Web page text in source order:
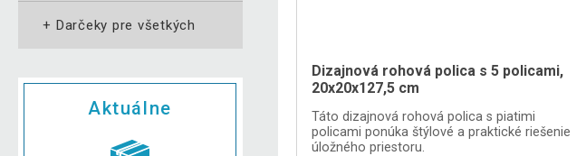
+ Darčeky pre všetkých
Aktuálne
Dizajnová rohová polica s 5 policami,
20x20x127,5 cm
Táto dizajnová rohová polica s piatimi
policami ponúka štýlové a praktické riešenie
úložného priestoru.